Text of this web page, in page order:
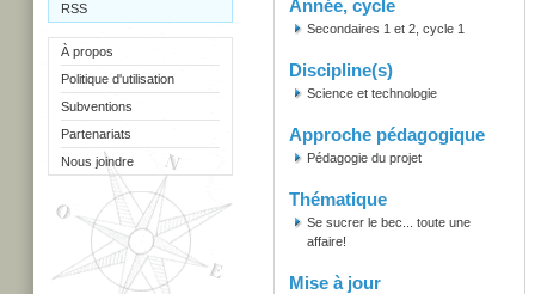
RSS
À propos
Politique d'utilisation
Subventions
Partenariats
Nous joindre
Année, cycle
Secondaires 1 et 2, cycle 1
Discipline(s)
Science et technologie
Approche pédagogique
Pédagogie du projet
Thématique
Se sucrer le bec... toute une
affaire!
Mise à jour